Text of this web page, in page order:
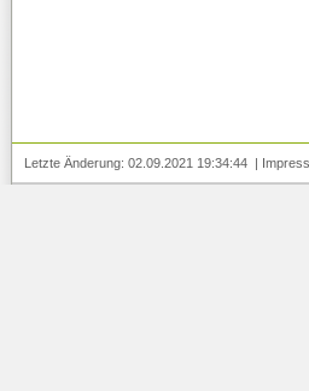
Letzte Änderung: 02.09.2021 19:34:44 |